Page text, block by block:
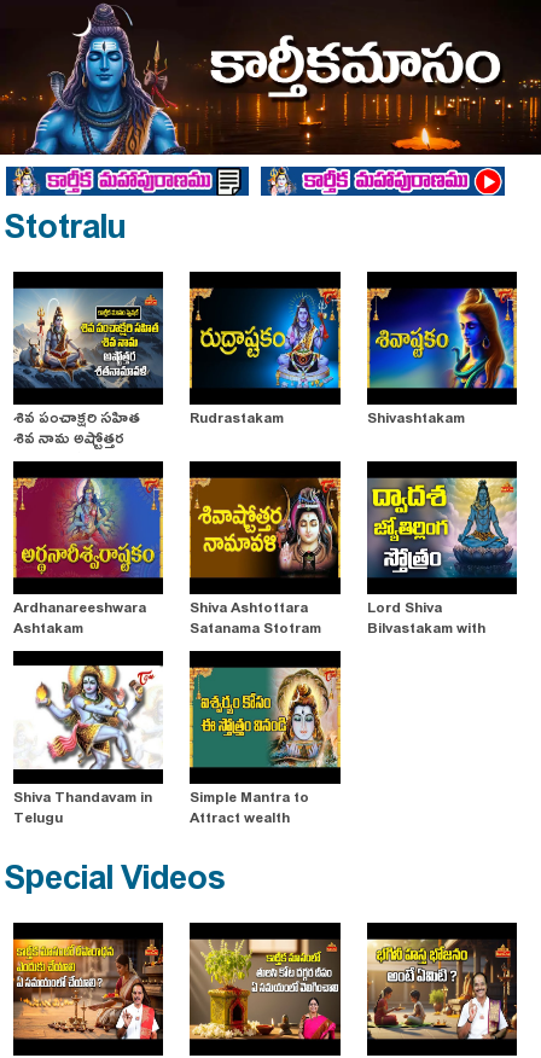
Stotralu
శివ పంచాక్షరి సహిత
శివ నామ అష్టోత్తర
శతనామావళి
Rudrastakam Shivashtakam
Ardhanareeshwara
Ashtakam
Shiva Ashtottara
Satanama Stotram
Lord Shiva
Bilvastakam with
Shiva Thandavam in
Telugu
Simple Mantra to
Attract wealth
Special Videos